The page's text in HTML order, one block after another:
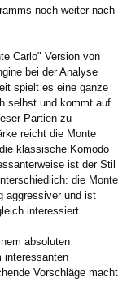
noch weiter nach
Carlo" Version von
bei der Analyse
spielt es eine ganze
selbst und kommt auf
Partien zu
reicht die Monte
klassische Komodo
ist der Stil
die Monte
aggressiver und ist
interessiert.
absoluten
interessanten
Vorschläge macht